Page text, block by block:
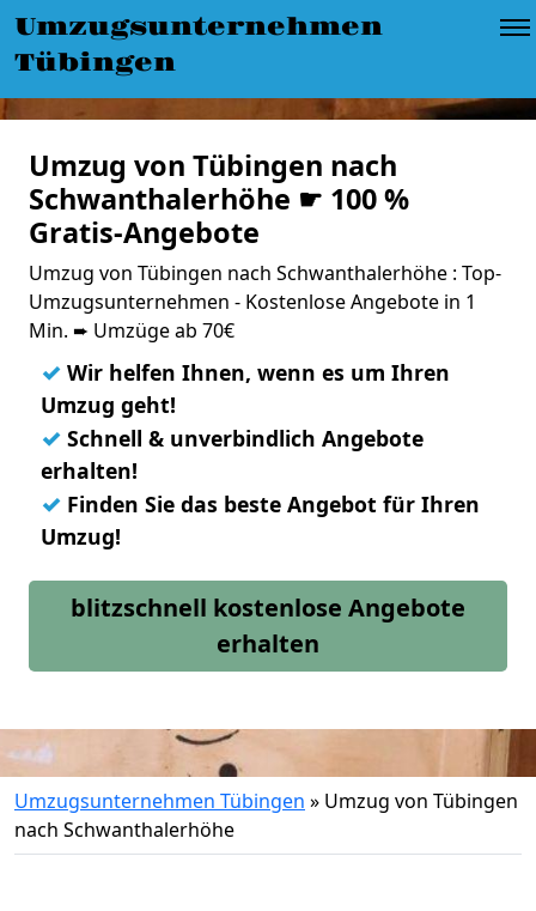
Umzugsunternehmen
Tübingen
Umzug von Tübingen nach
Schwanthalerhöhe ☛ 100 %
Gratis-Angebote
Umzug von Tübingen nach Schwanthalerhöhe : Top-
Umzugsunternehmen - Kostenlose Angebote in 1
Min. ➨ Umzüge ab 70€
✓ Wir helfen Ihnen, wenn es um Ihren
Umzug geht!
✓ Schnell & unverbindlich Angebote
erhalten!
✓ Finden Sie das beste Angebot für Ihren
Umzug!
blitzschnell kostenlose Angebote
erhalten
Umzugsunternehmen Tübingen » Umzug von Tübingen
nach Schwanthalerhöhe